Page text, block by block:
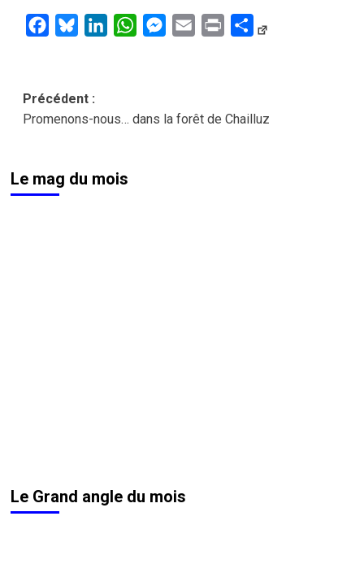
FacebookBlueskyLinkedInWhatsAppMessenger
Email Print Partager
Navigation
d’article
Précédent :
Promenons-nous… dans la forêt de Chailluz
Le mag du mois
Le Grand angle du mois